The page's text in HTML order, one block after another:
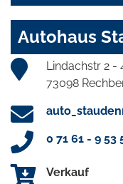
Autohaus
Lindachstr 2 -
73098
0 71 61 - 9 53
Verkauf